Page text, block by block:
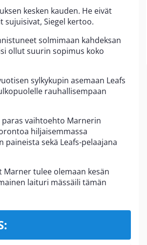
kesken kauden. He eivät
Siegel kertoo.
solmimaan kahdeksan
ollut suurin sopimus koko
sylkykupin asemaan Leafs
rauhallisempaan
paras vaihtoehto Marnerin
hiljaisemmassa
sekä Leafs-pelaajana
tulee olemaan kesän
laituri mässäili tämän